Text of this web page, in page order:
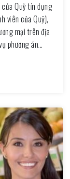
Quỹ tín dụng
viên của Quỹ),
mại trên địa
phương án…